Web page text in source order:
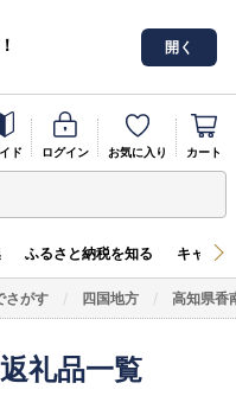
開く
ド ログイン お気に入り カート
ふるさと納税を知る キャン
さがす 四国地方 高知県香
礼品一覧